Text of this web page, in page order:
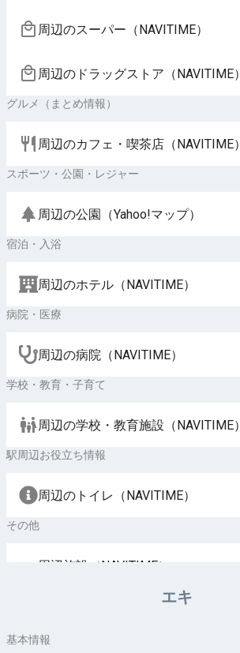
周辺のスーパー（NAVITIME）
周辺のドラッグストア（NAVITIME）
グルメ（まとめ情報）
周辺のカフェ・喫茶店（NAVITIME）
スポーツ・公園・レジャー
周辺の公園（Yahoo!マップ）
宿泊・入浴
周辺のホテル（NAVITIME）
病院・医療
周辺の病院（NAVITIME）
学校・教育・子育て
周辺の学校・教育施設（NAVITIME）
駅周辺お役立ち情報
周辺のトイレ（NAVITIME）
その他
周辺施設（NAVITIME）
エキ
基本情報